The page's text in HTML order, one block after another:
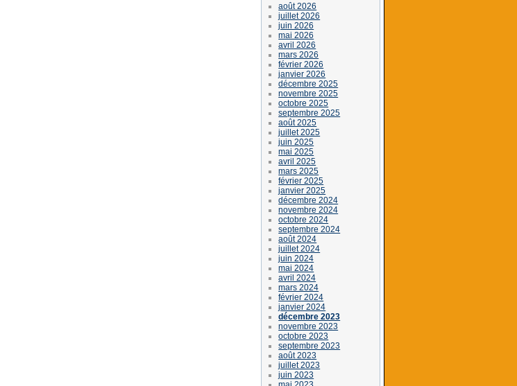
août 2026
juillet 2026
juin 2026
mai 2026
avril 2026
mars 2026
février 2026
janvier 2026
décembre 2025
novembre 2025
octobre 2025
septembre 2025
août 2025
juillet 2025
juin 2025
mai 2025
avril 2025
mars 2025
février 2025
janvier 2025
décembre 2024
novembre 2024
octobre 2024
septembre 2024
août 2024
juillet 2024
juin 2024
mai 2024
avril 2024
mars 2024
février 2024
janvier 2024
décembre 2023
novembre 2023
octobre 2023
septembre 2023
août 2023
juillet 2023
juin 2023